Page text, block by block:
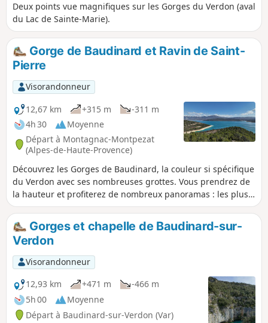
Deux points vue magnifiques sur les Gorges du Verdon (aval
du Lac de Sainte-Marie).
Gorge de Baudinard et Ravin de Saint-
Pierre
Visorandonneur
12,67 km
+315 m
-311 m
4h 30
Moyenne
Départ à Montagnac-Montpezat
(Alpes-de-Haute-Provence)
Découvrez les Gorges de Baudinard, la couleur si spécifique
du Verdon avec ses nombreuses grottes. Vous prendrez de
la hauteur et profiterez de nombreux panoramas : les plus
beaux du Var avec ses lacs, montagnes, forêts et barrages.
Gorges et chapelle de Baudinard-sur-
Verdon
Visorandonneur
12,93 km
+471 m
-466 m
5h 00
Moyenne
Départ à Baudinard-sur-Verdon (Var)